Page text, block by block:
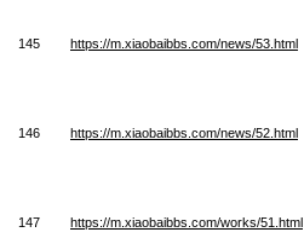
145 https://m.xiaobaibbs.com/news/53.html
146 https://m.xiaobaibbs.com/news/52.html
147 https://m.xiaobaibbs.com/works/51.html